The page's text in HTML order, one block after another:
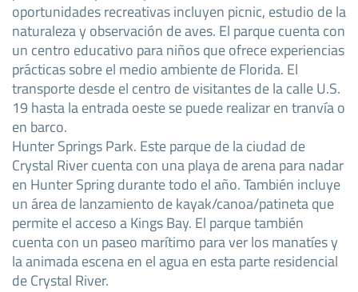
oportunidades recreativas incluyen picnic, estudio de la
naturaleza y observación de aves. El parque cuenta con
un centro educativo para niños que ofrece experiencias
prácticas sobre el medio ambiente de Florida. El
transporte desde el centro de visitantes de la calle U.S.
19 hasta la entrada oeste se puede realizar en tranvía o
en barco.
Hunter Springs Park. Este parque de la ciudad de
Crystal River cuenta con una playa de arena para nadar
en Hunter Spring durante todo el año. También incluye
un área de lanzamiento de kayak/canoa/patineta que
permite el acceso a Kings Bay. El parque también
cuenta con un paseo marítimo para ver los manatíes y
la animada escena en el agua en esta parte residencial
de Crystal River.